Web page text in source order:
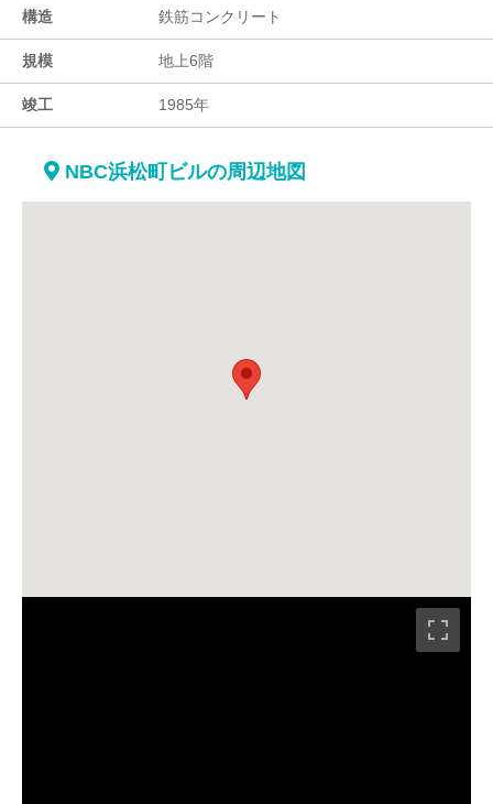
構造 鉄筋コンクリート
規模 地上6階
竣工 1985年
NBC浜松町ビルの周辺地図